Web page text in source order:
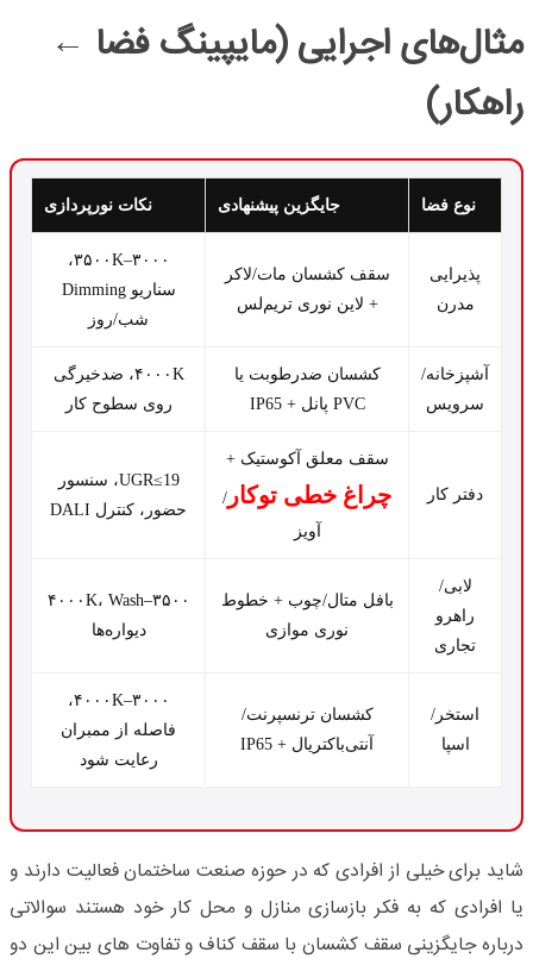
مثال‌های اجرایی (مایپینگ فضا ←
راهکار)
نوع فضا جایگزین پیشنهادی نکات نورپردازی
پذیرایی
مدرن
سقف کشسان مات/لاکر
+ لاین نوری تریم‌لس
۳۰۰۰–۳۵۰۰K،
سناریو Dimming
شب/روز
آشپزخانه/
سرویس
کشسان ضد‌رطوبت یا
PVC پانل + IP65
۴۰۰۰K، ضد‌خیرگی
روی سطوح کار
دفتر کار
سقف معلق آکوستیک +
چراغ خطی توکار /
آویز
UGR≤19، سنسور
حضور، کنترل DALI
لابی/
راهرو
تجاری
بافل متال/چوب + خطوط
نوری موازی
۳۵۰۰–۴۰۰۰K، Wash
دیواره‌ها
استخر/
اسپا
کشسان ترنسپرنت/
آنتی‌باکتریال + IP65
۳۰۰۰–۴۰۰۰K،
فاصله از ممبران
رعایت شود
شاید برای خیلی از افرادی که در حوزه صنعت ساختمان فعالیت دارند و
یا افرادی که به فکر بازسازی منازل و محل کار خود هستند سوالاتی
درباره جایگزینی سقف کشسان با سقف کناف و تفاوت‌ های بین این دو